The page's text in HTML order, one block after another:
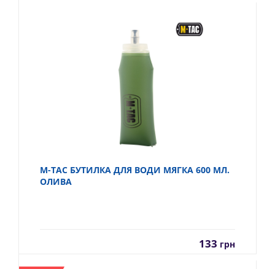
M-TAC БУТИЛКА ДЛЯ ВОДИ МЯГКА 600 МЛ.
ОЛИВА
133 грн